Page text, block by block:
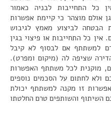
כל התחייבות לבניה כאמור
אולם מוצהר כי קיימת אפשרות
הבטחה לביצוע מאמץ לגיבוש
אין כל התחייבות או פיצוי בגין
למשתתף אם לבסוף לא קיבל
שציפה לה (מיקום ומפרט).
מוקנית לכל משתתף האפשרות
ולא לחתום על הסכמים נוספים
זו מקנה למשתתף יכולת
השיתוף והשותפים טרם החלטתו